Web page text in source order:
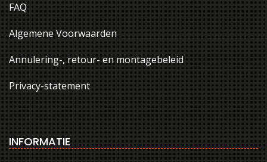
FAQ
Algemene Voorwaarden
Annulering-, retour- en montagebeleid
Privacy-statement
INFORMATIE